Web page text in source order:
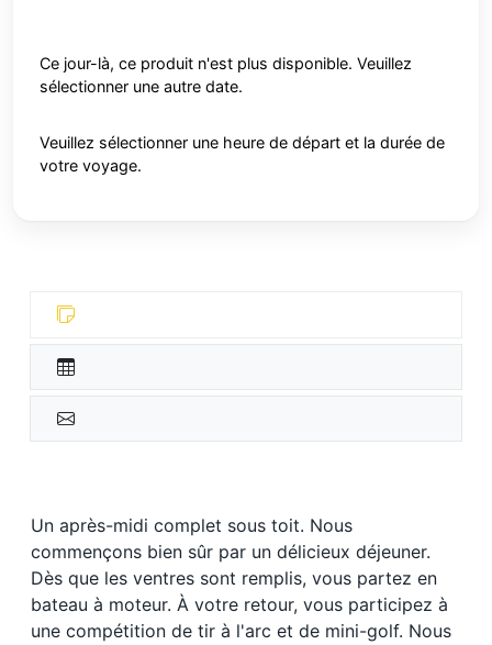
Ce jour-là, ce produit n'est plus disponible. Veuillez
sélectionner une autre date.
Veuillez sélectionner une heure de départ et la durée de
votre voyage.
Un après-midi complet sous toit. Nous
commençons bien sûr par un délicieux déjeuner.
Dès que les ventres sont remplis, vous partez en
bateau à moteur. À votre retour, vous participez à
une compétition de tir à l'arc et de mini-golf. Nous